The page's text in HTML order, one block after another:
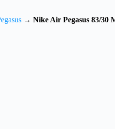
→ Nike Air Pegasus 83/30